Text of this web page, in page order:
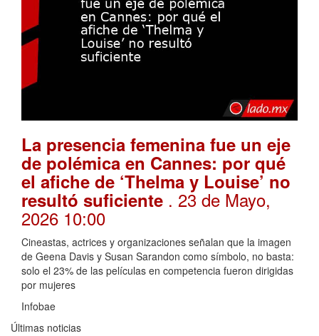
La presencia femenina fue un eje
de polémica en Cannes: por qué
el afiche de ‘Thelma y Louise’ no
resultó suficiente . 23 de Mayo,
2026 10:00
Cineastas, actrices y organizaciones señalan que la imagen
de Geena Davis y Susan Sarandon como símbolo, no basta:
solo el 23% de las películas en competencia fueron dirigidas
por mujeres
Infobae
Últimas noticias